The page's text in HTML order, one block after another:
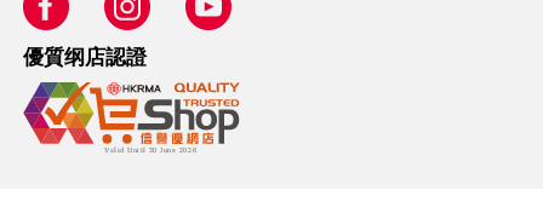
優質纲店認證